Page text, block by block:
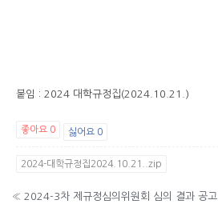
붙임 : 2024 대학규정집(2024.10.21.)
좋아요 0 싫어요 0
2024-대학규정집2024.10.21..zip
« 2024-3차 제규정심의위원회 심의 결과 공고